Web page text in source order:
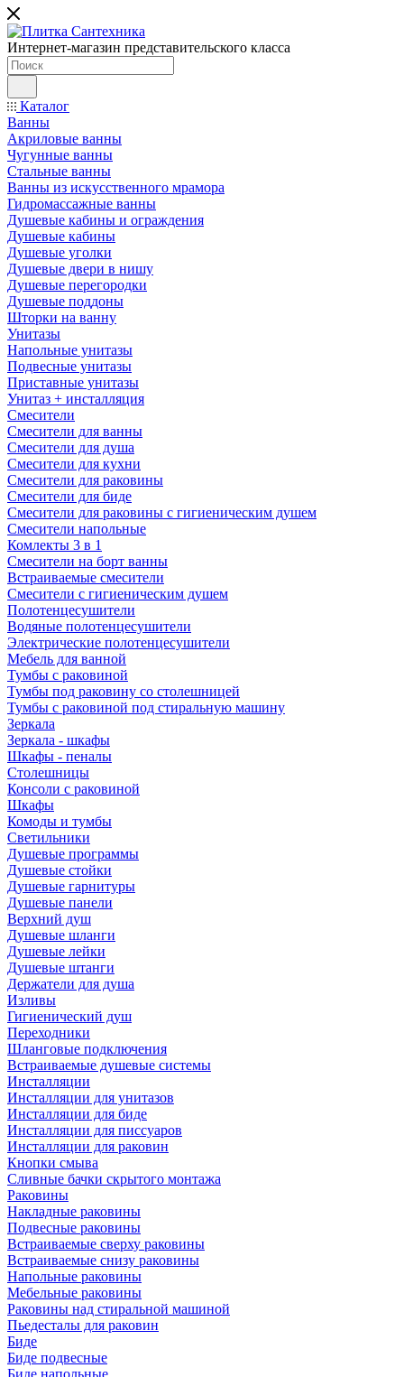
Интернет-магазин представительского класса
Каталог
Ванны
Акриловые ванны
Чугунные ванны
Стальные ванны
Ванны из искусственного мрамора
Гидромассажные ванны
Душевые кабины и ограждения
Душевые кабины
Душевые уголки
Душевые двери в нишу
Душевые перегородки
Душевые поддоны
Шторки на ванну
Унитазы
Напольные унитазы
Подвесные унитазы
Приставные унитазы
Унитаз + инсталляция
Смесители
Смесители для ванны
Смесители для душа
Смесители для кухни
Смесители для раковины
Смесители для биде
Смесители для раковины с гигиеническим душем
Смесители напольные
Комлекты 3 в 1
Смесители на борт ванны
Встраиваемые смесители
Смесители с гигиеническим душем
Полотенцесушители
Водяные полотенцесушители
Электрические полотенцесушители
Мебель для ванной
Тумбы с раковиной
Тумбы под раковину со столешницей
Тумбы с раковиной под стиральную машину
Зеркала
Зеркала - шкафы
Шкафы - пеналы
Столешницы
Консоли с раковиной
Шкафы
Комоды и тумбы
Светильники
Душевые программы
Душевые стойки
Душевые гарнитуры
Душевые панели
Верхний душ
Душевые шланги
Душевые лейки
Душевые штанги
Держатели для душа
Изливы
Гигиенический душ
Переходники
Шланговые подключения
Встраиваемые душевые системы
Инсталляции
Инсталляции для унитазов
Инсталляции для биде
Инсталляции для писсуаров
Инсталляции для раковин
Кнопки смыва
Сливные бачки скрытого монтажа
Раковины
Накладные раковины
Подвесные раковины
Встраиваемые сверху раковины
Встраиваемые снизу раковины
Напольные раковины
Мебельные раковины
Раковины над стиральной машиной
Пьедесталы для раковин
Биде
Биде подвесные
Биде напольные